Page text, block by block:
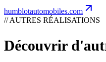
humblotautomobiles.com
// AUTRES RÉALISATIONS
Découvrir